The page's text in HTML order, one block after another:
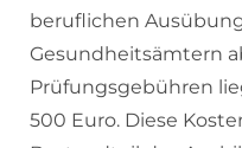
beruflichen
Gesundheitsämtern
Prüfungsgebühren
500 Euro. Diese